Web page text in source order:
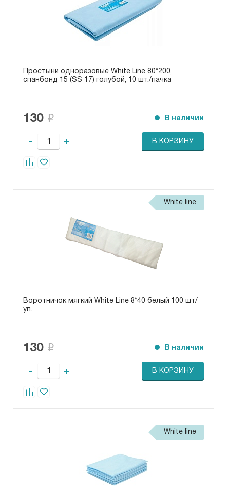
Простыни одноразовые White Line 80*200,
спанбонд 15 (SS 17) голубой, 10 шт./пачка
130 В наличии
- + В КОРЗИНУ
White line
Воротничок мягкий White Line 8*40 белый 100 шт/
уп.
130 В наличии
- + В КОРЗИНУ
White line